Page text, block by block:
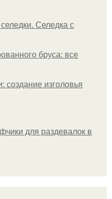
Селедка с
бруса: все
создание изголовья
для раздевалок в